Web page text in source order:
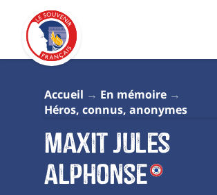
Accueil
En mémoire
Héros, connus, anonymes
Maxit Jules
Alphonse